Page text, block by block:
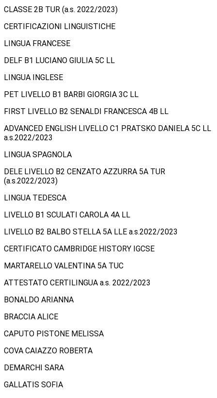
CLASSE 2B TUR (a.s. 2022/2023)
CERTIFICAZIONI LINGUISTICHE
LINGUA FRANCESE
DELF B1 LUCIANO GIULIA 5C LL
LINGUA INGLESE
PET LIVELLO B1 BARBI GIORGIA 3C LL
FIRST LIVELLO B2 SENALDI FRANCESCA 4B LL
ADVANCED ENGLISH LIVELLO C1 PRATSKO DANIELA 5C LL
a.s.2022/2023
LINGUA SPAGNOLA
DELE LIVELLO B2 CENZATO AZZURRA 5A TUR
(a.s.2022/2023)
LINGUA TEDESCA
LIVELLO B1 SCULATI CAROLA 4A LL
LIVELLO B2 BALBO STELLA 5A LLE a.s.2022/2023
CERTIFICATO CAMBRIDGE HISTORY IGCSE
MARTARELLO VALENTINA 5A TUC
ATTESTATO CERTILINGUA a.s. 2022/2023
BONALDO ARIANNA
BRACCIA ALICE
CAPUTO PISTONE MELISSA
COVA CAIAZZO ROBERTA
DEMARCHI SARA
GALLATIS SOFIA